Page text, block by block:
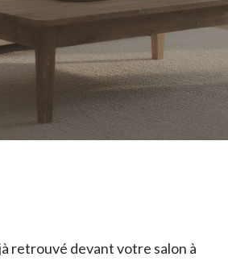
retrouvé devant votre salon à